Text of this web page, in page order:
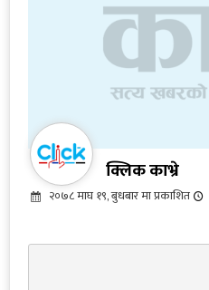
क्लिक काभ्रे
२०७८ माघ १९, बुधबार मा प्रकाशित